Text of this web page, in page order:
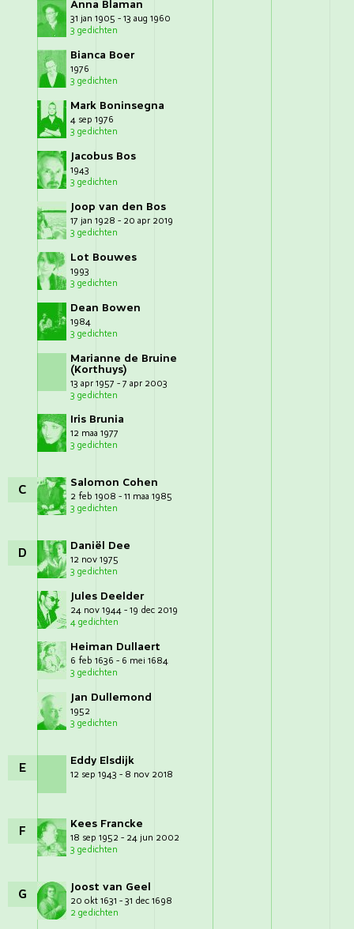
Anna Blaman
31 jan 1905 - 13 aug 1960
3 gedichten
Bianca Boer
1976
3 gedichten
Mark Boninsegna
4 sep 1976
3 gedichten
Jacobus Bos
1943
3 gedichten
Joop van den Bos
17 jan 1928 - 20 apr 2019
3 gedichten
Lot Bouwes
1993
3 gedichten
Dean Bowen
1984
3 gedichten
Marianne de Bruine
(Korthuys)
13 apr 1957 - 7 apr 2003
3 gedichten
Iris Brunia
12 maa 1977
3 gedichten
C Salomon Cohen
2 feb 1908 - 11 maa 1985
3 gedichten
D Daniël Dee
12 nov 1975
3 gedichten
Jules Deelder
24 nov 1944 - 19 dec 2019
4 gedichten
Heiman Dullaert
6 feb 1636 - 6 mei 1684
3 gedichten
Jan Dullemond
1952
3 gedichten
E Eddy Elsdijk
12 sep 1943 - 8 nov 2018
F Kees Francke
18 sep 1952 - 24 jun 2002
3 gedichten
G Joost van Geel
20 okt 1631 - 31 dec 1698
2 gedichten